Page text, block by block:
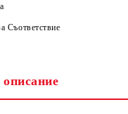
с вас в рамките на
Съответствие